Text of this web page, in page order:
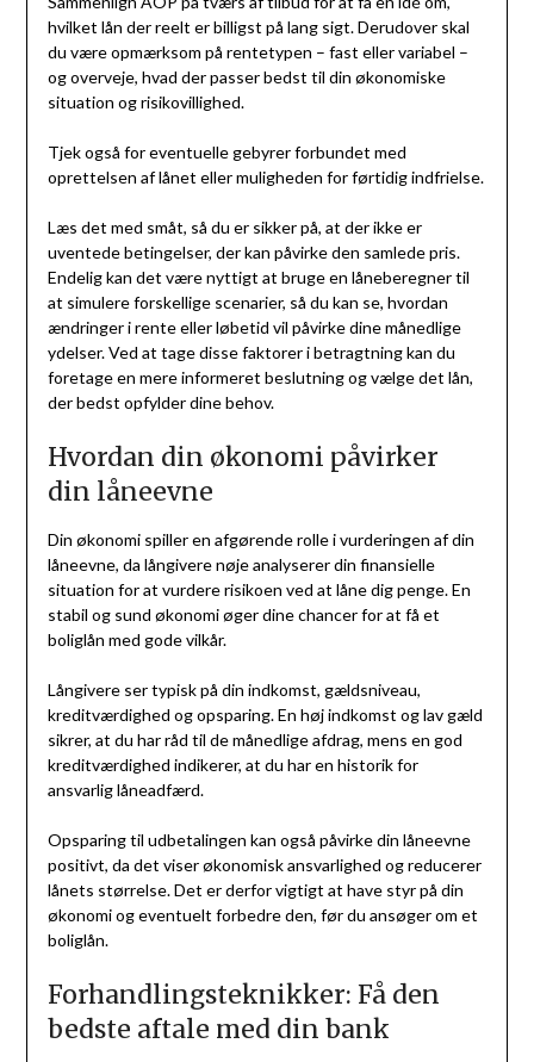
hvilket lån der reelt er billigst på lang sigt. Derudover skal
du være opmærksom på rentetypen – fast eller variabel –
og overveje, hvad der passer bedst til din økonomiske
situation og risikovillighed.
Tjek også for eventuelle gebyrer forbundet med
oprettelsen af lånet eller muligheden for førtidig indfrielse.
Læs det med småt, så du er sikker på, at der ikke er
uventede betingelser, der kan påvirke den samlede pris.
Endelig kan det være nyttigt at bruge en låneberegner til
at simulere forskellige scenarier, så du kan se, hvordan
ændringer i rente eller løbetid vil påvirke dine månedlige
ydelser. Ved at tage disse faktorer i betragtning kan du
foretage en mere informeret beslutning og vælge det lån,
der bedst opfylder dine behov.
Hvordan din økonomi påvirker
din låneevne
Din økonomi spiller en afgørende rolle i vurderingen af din
låneevne, da långivere nøje analyserer din finansielle
situation for at vurdere risikoen ved at låne dig penge. En
stabil og sund økonomi øger dine chancer for at få et
boliglån med gode vilkår.
Långivere ser typisk på din indkomst, gældsniveau,
kreditværdighed og opsparing. En høj indkomst og lav gæld
sikrer, at du har råd til de månedlige afdrag, mens en god
kreditværdighed indikerer, at du har en historik for
ansvarlig låneadfærd.
Opsparing til udbetalingen kan også påvirke din låneevne
positivt, da det viser økonomisk ansvarlighed og reducerer
lånets størrelse. Det er derfor vigtigt at have styr på din
økonomi og eventuelt forbedre den, før du ansøger om et
boliglån.
Forhandlingsteknikker: Få den
bedste aftale med din bank